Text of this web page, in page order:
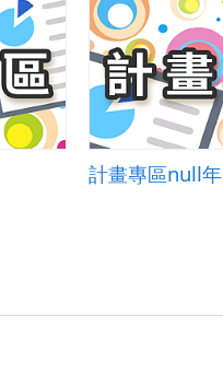
計畫專區null